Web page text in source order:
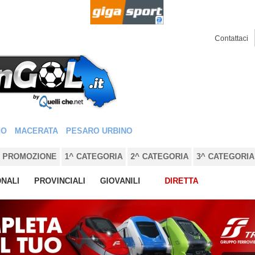
Contattaci
MACERATA PESARO URBINO
PROMOZIONE 1^ CATEGORIA 2^ CATEGORIA 3^ CATEGORIA
PROVINCIALI GIOVANILI DIRETTA